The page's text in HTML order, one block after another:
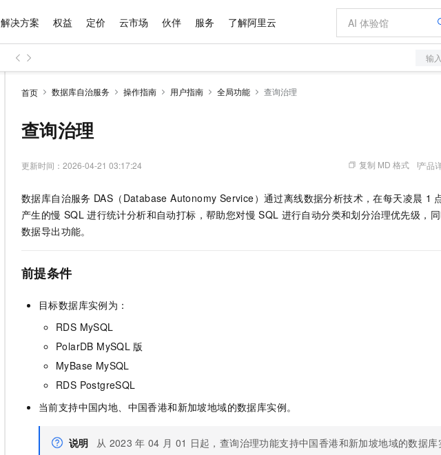
解决方案 权益 定价 云市场 伙伴 服务 了解阿里云
输
首页 数据库自治服务 操作指南 用户指南 全局功能 查询治理
查询治理
更新时间： 2026-04-21 03:17:24 复制 MD 格式 产品
数据库自治服务 DAS（Database Autonomy Service）通过离线数据分析技术，在每天凌晨 1
产生的慢 SQL 进行统计分析和自动打标，帮助您对慢 SQL 进行自动分类和划分治理优先级，
数据导出功能。
前提条件
目标数据库实例为：
RDS MySQL
PolarDB MySQL 版
MyBase MySQL
RDS PostgreSQL
当前支持中国内地、中国香港和新加坡地域的数据库实例。
说明 从 2023 年 04 月 01 日起，查询治理功能支持中国香港和新加坡地域的数据库
千问AI平台
Qwen3.8-Max HOT
智能体时代全能旗舰模型
能看、能想、能动手的多模态智能体模型
Qwen3-VL-Plus
Kimi-K3 NEW HappyHorse-
大模型服务
个人版上线、团队版降价；千问3.8-Max首发发尝鲜
千问AI平台-模型体验
丰富多元化的应用模版和解决方案
大模型服务平台百炼-智能体 万有无界
精选产品
大模型服务与应用平台
多元化、高性能、安全可靠的大模型服务
无影云电脑
随时随地安全接入的云上超级电脑
云解析DNS
云原生大数据计算服务 MaxCompute
人工智能平台 PAI 大模型
一站式AI开发、训练和推理服务
Qoder
面向真实软件的智能
精选解决方案
企业级Agent产品，直接交付可用成果
HappyHorse 打造一站式影视创作平台
快速拥有专属 OpenClaw
Hermes Agent，打造自进化智能体
自主进化，持久记忆，越用越聪明
轻松解锁专属
5 分钟轻松部署专属
普惠上云
云服务器38元/年起，超值低价云产品抢先购
推荐新用户得奖励，单订单最高返9万
云工开物
高校专属算力普惠，学生认证享300元代金券
解决方案免费试用 新老同享
1亿+ 大模型 tokens 和 30+ 款产品免费体验
140+云产品 免费试用
大模型ACA认证体验
AI 特惠
Token Plan 模型订阅计划 NEW
Qwen3.8-Max 首发尝鲜，限时加量 10 倍，夜间低至2折
AI 场景体验
从图文生成到视频创
AI 广告创作
图文、视频一站生成
产品定价
了解云产品的定价详情
云上成本管理
管理和优化成本
价格计算器
自助选配和估算价格
配置报价器
精选商城
多端小程序
观测云
Tuya 物联网平台阿里云版
电子合同
畅捷通
Tableau 订阅
AI空中课堂在线直播课堂（旗舰版）
生态解决方案
行业生态解决方案
开发者生态解决方案
数据与 API
OCR 文字识别
400电话
基础软件
JAVA
定制建站
成为销售伙伴
咨询伙伴
销售伙伴合作计划
无影生态合作计划
Salesforce On Alibaba Cloud
Consulting Partner 合作计划
成为产品伙伴 产品伙伴合作计
云网络合作计划
售前咨询
自助服务
在线服务
工单服务
企业增值服务
企业成长
服务实践
阿里云认证
信息公告
官网公告
为什么选择阿里云
技术领先
分析师报告
研究报告与白皮书
天池大赛
AI 算法大赛
云开发大赛
入门学习赛
最佳实践
看见新力量
市场活动
魔搭